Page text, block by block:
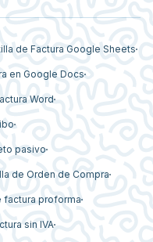
de Factura Google Sheets
en Google Docs
Word
pasivo
de Orden de Compra
factura proforma
sin IVA